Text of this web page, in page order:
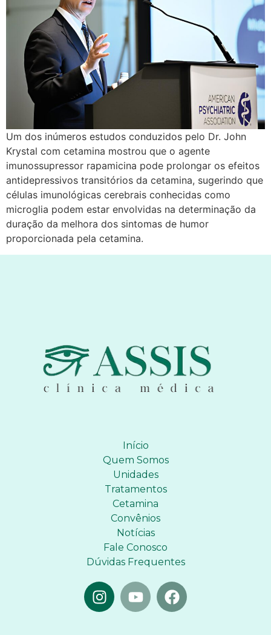
Um dos inúmeros estudos conduzidos pelo Dr. John
Krystal com cetamina mostrou que o agente
imunossupressor rapamicina pode prolongar os efeitos
antidepressivos transitórios da cetamina, sugerindo que
células imunológicas cerebrais conhecidas como
microglia podem estar envolvidas na determinação da
duração da melhora dos sintomas de humor
proporcionada pela cetamina.
Início
Quem Somos
Unidades
Tratamentos
Cetamina
Convênios
Notícias
Fale Conosco
Dúvidas Frequentes